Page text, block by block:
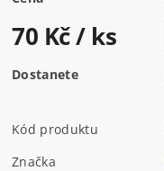
70 Kč/ ks
Dostanete
Kód produktu
Značka